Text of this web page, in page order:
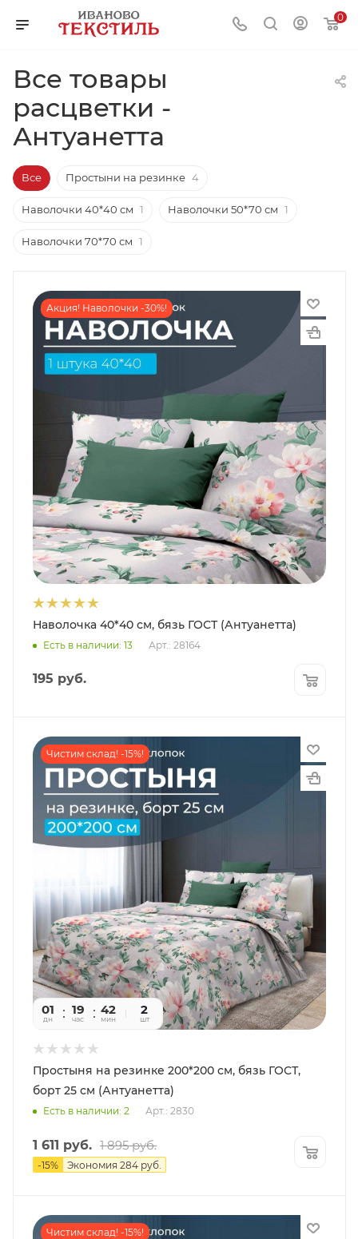
0
Все товары
расцветки -
Антуанетта
Все Простыни на резинке 4
Наволочки 40*40 см 1 Наволочки 50*70 см 1
Наволочки 70*70 см 1
Акция! Наволочки -30%!
Наволочка 40*40 см, бязь ГОСТ (Антуанетта)
Есть в наличии: 13 Арт.: 28164
195 руб.
Чистим склад! -15%!
01
дн
19
час
42
мин
29
сек
2
шт
Простыня на резинке 200*200 см, бязь ГОСТ,
борт 25 см (Антуанетта)
Есть в наличии: 2 Арт.: 2830
1 611 руб. 1 895руб.
-15% Экономия 284 руб.
Чистим склад! -15%!